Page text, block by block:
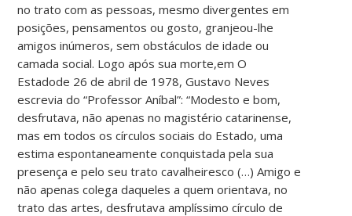
no trato com as pessoas, mesmo divergentes em
posições, pensamentos ou gosto, granjeou-lhe
amigos inúmeros, sem obstáculos de idade ou
camada social. Logo após sua morte,em O
Estadode 26 de abril de 1978, Gustavo Neves
escrevia do “Professor Aníbal”: “Modesto e bom,
desfrutava, não apenas no magistério catarinense,
mas em todos os círculos sociais do Estado, uma
estima espontaneamente conquistada pela sua
presença e pelo seu trato cavalheiresco (…) Amigo e
não apenas colega daqueles a quem orientava, no
trato das artes, desfrutava amplíssimo círculo de